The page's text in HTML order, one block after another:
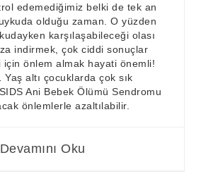
edemediğimiz belki de tek an
olduğu zaman. O yüzden
karşılaşabileceği olası
indirmek, çok ciddi sonuçlar
için önlem almak hayati önemli!
Yaş altı çocuklarda çok sık
Ani Bebek Ölümü Sendromu
önlemlerle azaltılabilir.
Devamını Oku